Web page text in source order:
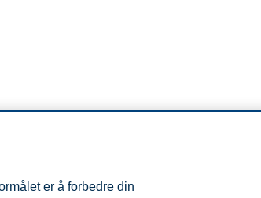
er å forbedre din